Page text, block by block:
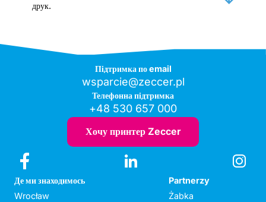
друк.
Підтримка по email
wsparcie@zeccer.pl
Телефонна підтримка
+48 530 657 000
Хочу принтер Zeccer
Де ми знаходимось
Wrocław
Partnerzy
Żabka